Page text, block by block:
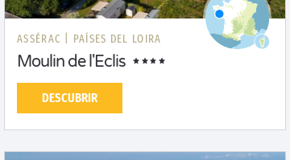
ASSÉRAC | PAÍSES DEL LOIRA
Moulin de l'Eclis
DESCUBRIR